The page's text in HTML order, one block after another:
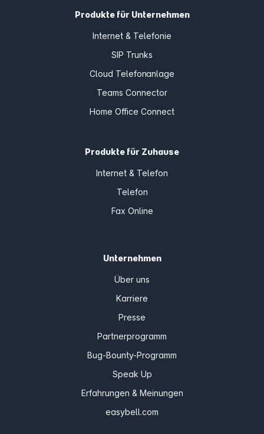
Produkte für Unternehmen
Internet & Telefonie
SIP Trunks
Cloud Telefonanlage
Teams Connector
Home Office Connect
Produkte für Zuhause
Internet & Telefon
Telefon
Fax Online
Unternehmen
Über uns
Karriere
Presse
Partnerprogramm
Bug-Bounty-Programm
Speak Up
Erfahrungen & Meinungen
easybell.com